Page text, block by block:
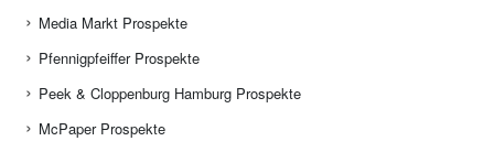
Media Markt Prospekte
Pfennigpfeiffer Prospekte
Peek & Cloppenburg Hamburg Prospekte
McPaper Prospekte